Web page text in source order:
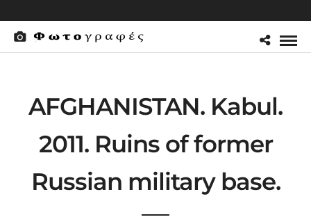
AFGHANISTAN. Kabul.
2011. Ruins of former
Russian military base.